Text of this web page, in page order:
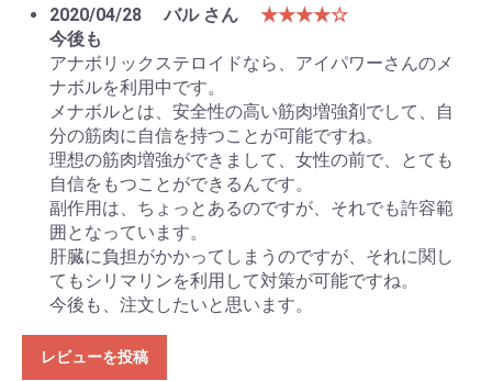
2020/04/28
バル さん
★★★★☆
今後も
アナボリックステロイドなら、アイパワーさんのメ
ナボルを利用中です。
メナボルとは、安全性の高い筋肉増強剤でして、自
分の筋肉に自信を持つことが可能ですね。
理想の筋肉増強ができまして、女性の前で、とても
自信をもつことができるんです。
副作用は、ちょっとあるのですが、それでも許容範
囲となっています。
肝臓に負担がかかってしまうのですが、それに関し
てもシリマリンを利用して対策が可能ですね。
今後も、注文したいと思います。
レビューを投稿